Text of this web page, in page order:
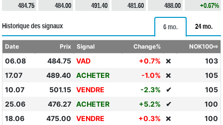
484.75 484.00 491.40 481.60 488.00 +0.67%
Historique des signaux 6 mo. 24 mo.
Date Prix Signal Change% NOK100⇨
06.08 484.75 VAD +0.7% ❌
103
17.07
489.40 ACHETER -1.0% ❌
105
10.07
501.15 VENDRE -2.3% ✔
105
25.06
476.27 ACHETER +5.2% ✔
100
18.06
475.00 VENDRE +0.3% ❌
100